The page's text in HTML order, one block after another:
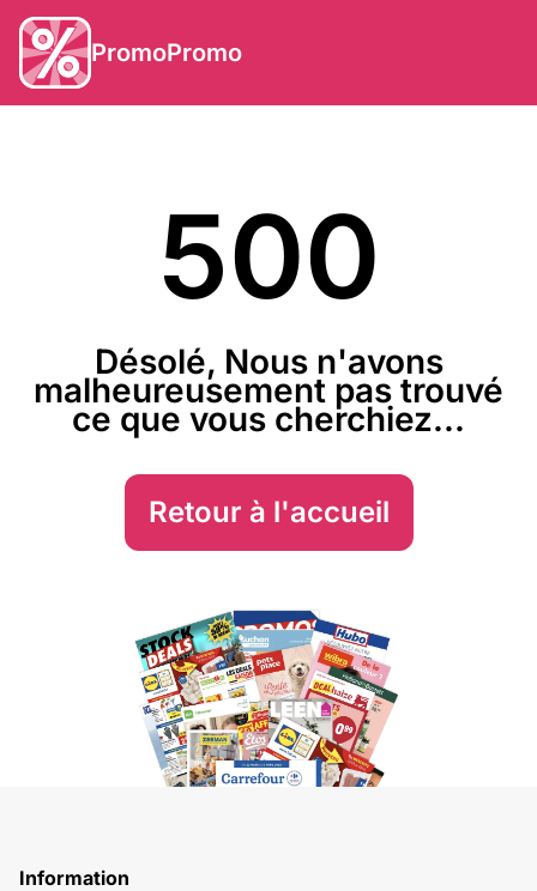
PromoPromo
500
Désolé, Nous n'avons
malheureusement pas trouvé
ce que vous cherchiez...
Retour à l'accueil
Information